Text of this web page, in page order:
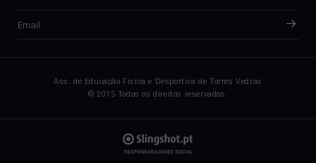
Ass. de Educação Física e Desportiva de Torres Vedras
© 2015 Todos os direitos reservados.